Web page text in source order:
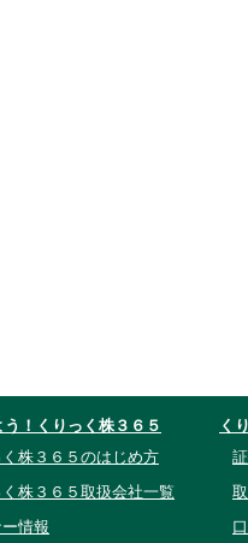
う！くりっく株３６５
く株３６５のはじめ方
く株３６５取扱会社一覧
情報
く